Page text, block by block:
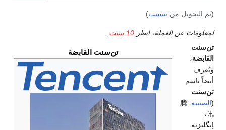
(تم التحويل من تنسنت)
لمعلومات عن العملة، انظر 10 سنت
تن‌سنت القابضة
تن‌سنت
القابضة،
وتُعرف
أيضاً باسم
تن‌سنت
(الصينية:
腾
讯،
إنگليزية: